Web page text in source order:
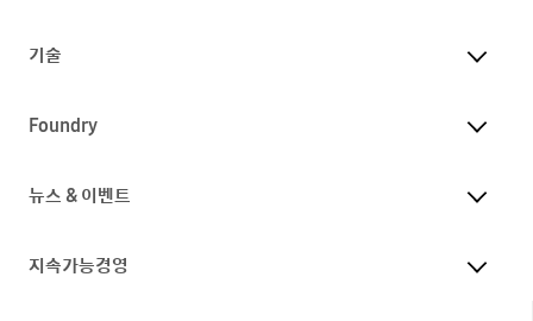
기술
Foundry
뉴스 & 이벤트
지속가능경영